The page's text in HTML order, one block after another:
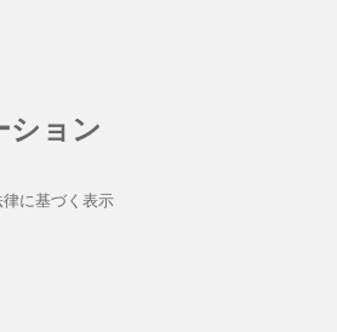
ション
に基づく表示